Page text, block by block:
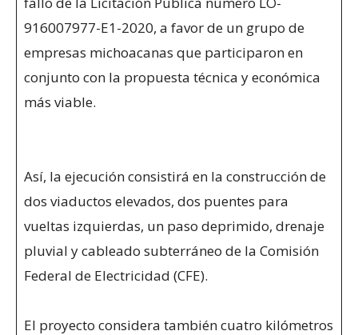
916007977-E1-2020, a favor de un grupo de
empresas michoacanas que participaron en
conjunto con la propuesta técnica y económica
más viable.
Así, la ejecución consistirá en la construcción de
dos viaductos elevados, dos puentes para
vueltas izquierdas, un paso deprimido, drenaje
pluvial y cableado subterráneo de la Comisión
Federal de Electricidad (CFE).
El proyecto considera también cuatro kilómetros